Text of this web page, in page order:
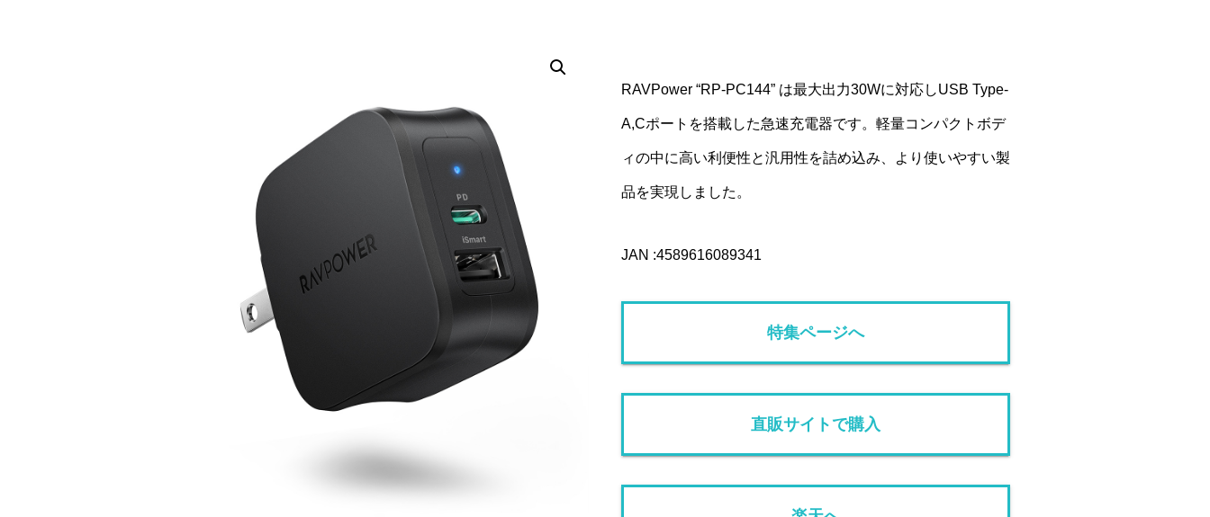
RAVPower “RP-PC144” は最大出力30Wに対応しUSB Type-
A,Cポートを搭載した急速充電器です。軽量コンパクトボデ
ィの中に高い利便性と汎用性を詰め込み、より使いやすい製
品を実現しました。
JAN :4589616089341
特集ページへ
直販サイトで購入